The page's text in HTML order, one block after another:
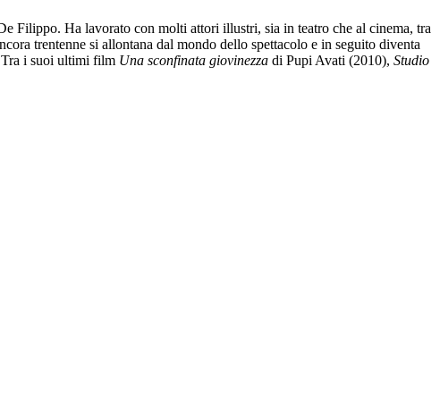
Filippo. Ha lavorato con molti attori illustri, sia in teatro che al cinema, tra
trentenne si allontana dal mondo dello spettacolo e in seguito diventa
i suoi ultimi film Una sconfinata giovinezza di Pupi Avati (2010), Studio